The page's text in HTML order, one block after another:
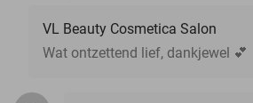
VL Beauty Cosmetica Salon
Wat ontzettend lief, dankjewel 💕